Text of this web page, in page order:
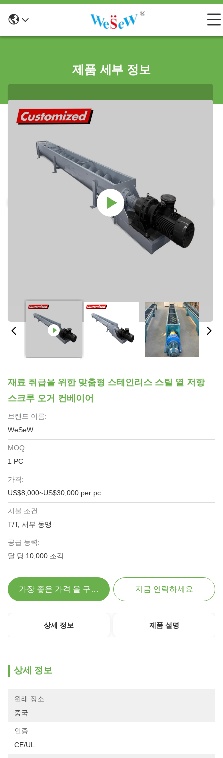
제품 세부 정보
재료 취급을 위한 맞춤형 스테인리스 스틸 열 저항
스크루 오거 컨베이어
브랜드 이름:
WeSeW
MOQ:
1 PC
가격:
US$8,000~US$30,000 per pc
지불 조건:
T/T, 서부 동맹
공급 능력:
달 당 10,000 조각
가장 좋은 가격 을 구하라 지금 연락하세요
상세 정보 제품 설명
상세 정보
원래 장소:
중국
인증:
CE/UL